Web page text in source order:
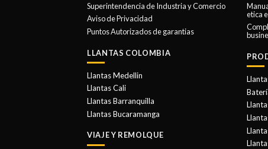
Superintendencia de Industria y Comercio
Aviso de Privacidad
Puntos Autorizados de garantias
LLANTAS COLOMBIA
Llantas Medellin
Llantas Cali
Llantas Barranquilla
Llantas Bucaramanga
VIAJE Y REMOLQUE
etica